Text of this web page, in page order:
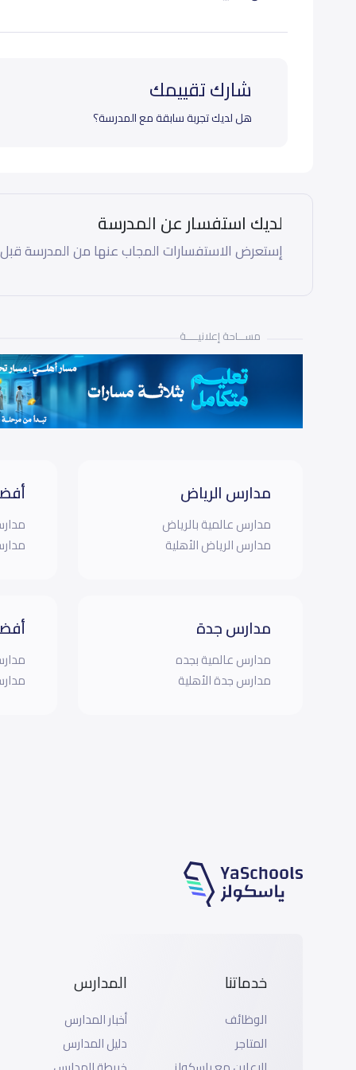
شارك تقييمك
هل لديك تجربة سابقة مع المدرسة؟
لديك استفسار عن المدرسة
إستعرض الاستفسارات المجاب عنها من المدرسة
مســـاحة إعلانيـــــة
مدارس الرياض
مدارس عالمية بالرياض
مدارس الرياض الأهلية
مدارس جدة
مدارس عالمية بجده
مدارس جدة الأهلية
خدماتنا
الوظائف
المتاجر
المدارس
أخبار المدارس
دليل المدارس